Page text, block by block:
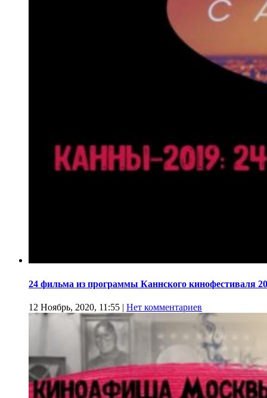
24 фильма из программы Каннского кинофестиваля
12 Ноябрь, 2020, 11:55 | Нет комментариев